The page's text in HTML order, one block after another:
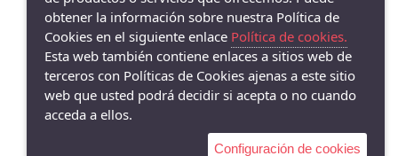
03820 (Alicante)
965590962
La Zapatilla Roja El Campello - Av/ San Bartolomé 62, El Campello -
03560 (Alicante)
obtener la información sobre nuestra Política de
Cookies en el siguiente enlace Política de cookies.
Esta web también contiene enlaces a sitios web de
terceros con Políticas de Cookies ajenas a este sitio
web que usted podrá decidir si acepta o no cuando
acceda a ellos.
Configuración de cookies